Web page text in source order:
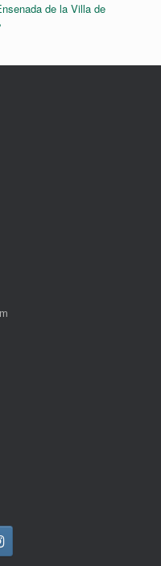
de la Villa de